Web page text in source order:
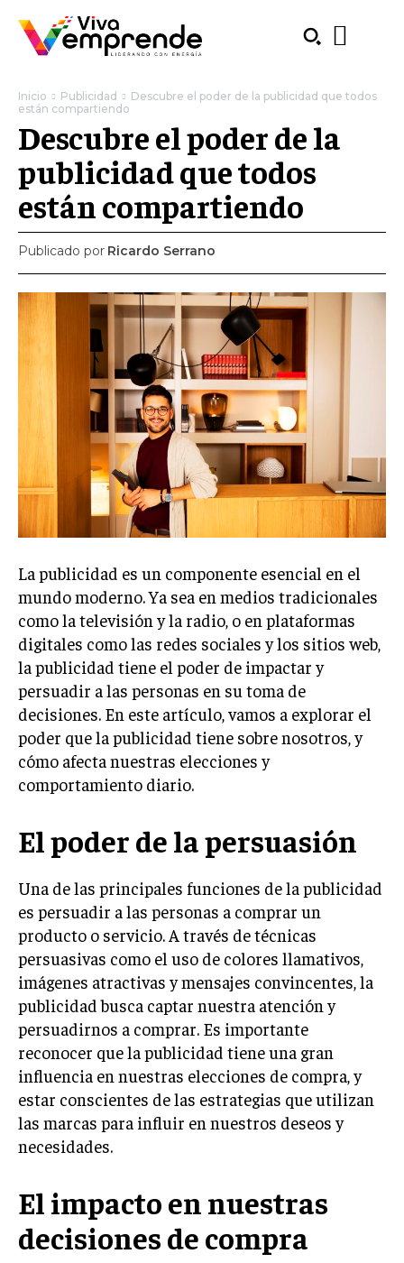
SUBSCRIBE
Welcome to Liberty Case
We have a curated list of the most noteworthy news from all
across the globe. With any subscription plan, you get access
exclusive articles that let you stay ahead of the curve.
Your Profile
LIFESTYLE
ESTRATEGIAS DE MARKETING
AGENCIAS DE MARKETING
AGENCIAS DE POSICIONAMIENTO WEB SEO
VENTA DE ENLACES
MARKETING DIGITAL
PUBLICIDAD
VENTAS Y PERSUASIÓN
GESTIÓN DE PRODUCTOS
COMUNICACIÓN CORPORATIVA
INVESTIGACIÓN DE MERCADO
ANÁLISIS DE COMPETENCIA
Inicio Publicidad
Descubre el poder de la publicidad que todos
están compartiendo
Descubre el poder de la
publicidad que todos
están compartiendo
Publicado por Ricardo Serrano
La publicidad es un componente esencial en el
mundo moderno. Ya sea en medios tradicionales
como la televisión y la radio, o en plataformas
digitales como las redes sociales y los sitios web,
la publicidad tiene el poder de impactar y
persuadir a las personas en su toma de
decisiones. En este artículo, vamos a explorar el
poder que la publicidad tiene sobre nosotros, y
cómo afecta nuestras elecciones y
comportamiento diario.
El poder de la persuasión
Una de las principales funciones de la publicidad
es persuadir a las personas a comprar un
producto o servicio. A través de técnicas
persuasivas como el uso de colores llamativos,
imágenes atractivas y mensajes convincentes, la
publicidad busca captar nuestra atención y
persuadirnos a comprar. Es importante
reconocer que la publicidad tiene una gran
influencia en nuestras elecciones de compra, y
estar conscientes de las estrategias que utilizan
las marcas para influir en nuestros deseos y
necesidades.
El impacto en nuestras
decisiones de compra